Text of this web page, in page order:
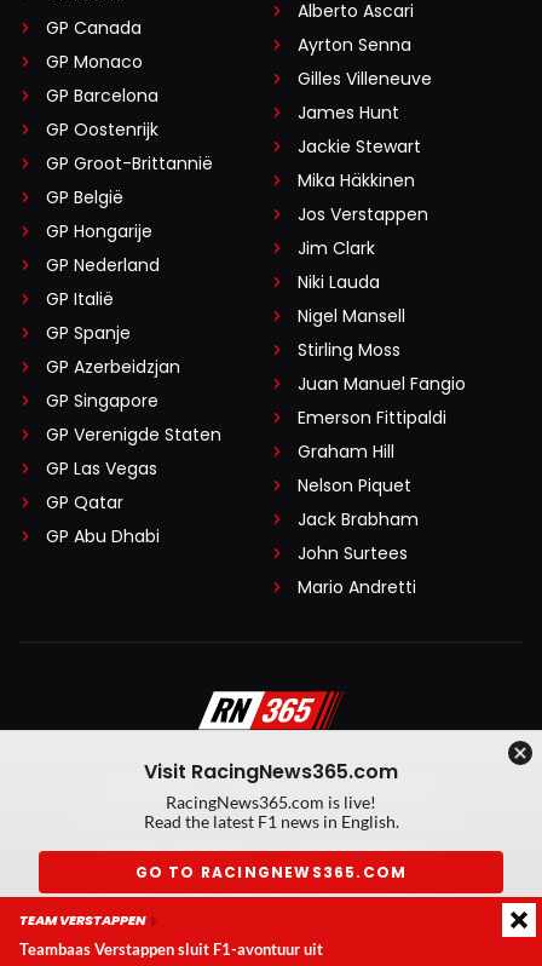
GP Canada
GP Monaco
GP Barcelona
GP Oostenrijk
GP Groot-Brittannië
GP België
GP Hongarije
GP Nederland
GP Italië
GP Spanje
GP Azerbeidzjan
GP Singapore
GP Verenigde Staten
GP Las Vegas
GP Qatar
GP Abu Dhabi
Alberto Ascari
Ayrton Senna
Gilles Villeneuve
James Hunt
Jackie Stewart
Mika Häkkinen
Jos Verstappen
Jim Clark
Niki Lauda
Nigel Mansell
Stirling Moss
Juan Manuel Fangio
Emerson Fittipaldi
Graham Hill
Nelson Piquet
Jack Brabham
John Surtees
Mario Andretti
Algemene voorwaarden
Privacy Policy
Created by On Your Marks
Privacy manager
Kansspeluitingen
Visit RacingNews365.com
RacingNews365.com is live!
Read the latest F1 news in English.
GO TO RACINGNEWS365.COM
TEAM VERSTAPPEN
Teambaas Verstappen sluit F1-avontuur uit